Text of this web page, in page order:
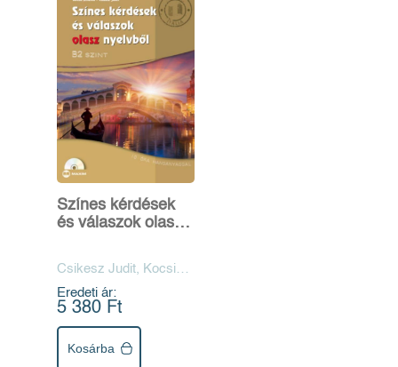
Színes kérdések
és válaszok olasz
Csikesz Judit, Kocsis
Andrea
Eredeti ár:
5 380 Ft
Kosárba